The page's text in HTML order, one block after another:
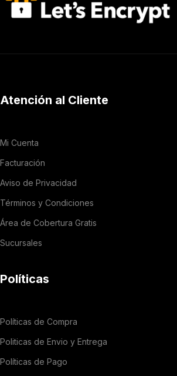
Atención al Cliente
Mi Cuenta
Facturación
Aviso de Privacidad
Términos y Condiciones
Área de Cobertura Gratis
Sucursales
Políticas
Políticas de Compra
Politicas de Envio y Entrega
Políticas de Pago